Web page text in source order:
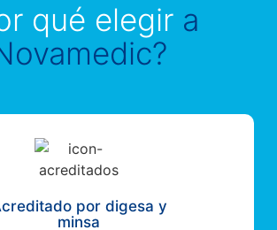
qué elegir a
por digesa y
minsa